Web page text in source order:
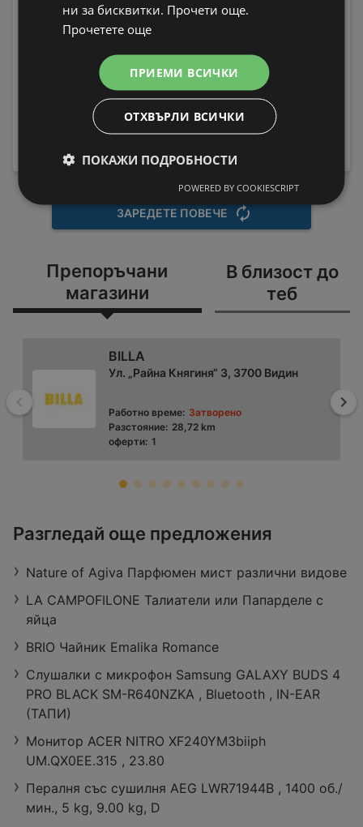
Пералня Crown ALW
80T , 5.00 kg, 800 об./
199,99 € / 391,15 лв.
Електрическа четка
за зъби Philips
HX9911/17 Sonicare
189,99 € / 371,59 лв.
вместо 219 € / 428,33
ЗАРЕДЕТЕ ПОВЕЧЕ
Препоръчани
магазини
В близост до
теб
Назад
BILLA
Ул. „Райна Княгиня“ 3, 3700 Видин
Работно време: Затворено
Разстояние: 28,72 km
оферти: 1
Retail Park Vidin, бул. „Панония“ 43,
Работно време: Затворено
Разстояние: 27,29 km
Разгледай още предложения
Nature of Agiva Парфюмен мист различни видове
LA CAMPOFILONE Талиатели или Папарделе с
яйца
BRIO Чайник Emalika Romance
Слушалки с микрофон Samsung GALAXY BUDS 4
PRO BLACK SM-R640NZKA , Bluetooth , IN-EAR
(ТАПИ)
Монитор ACER NITRO XF240YM3biiph
UM.QX0EE.315 , 23.80
Пералня със сушилня AEG LWR71944B , 1400 об./
мин., 5 kg, 9.00 kg, D
ни за бисквитки. Прочети още.
Прочетете още
ПРИЕМИ ВСИЧКИ
ОТХВЪРЛИ ВСИЧКИ
ПОКАЖИ ПОДРОБНОСТИ
POWERED BY COOKIESCRIPT